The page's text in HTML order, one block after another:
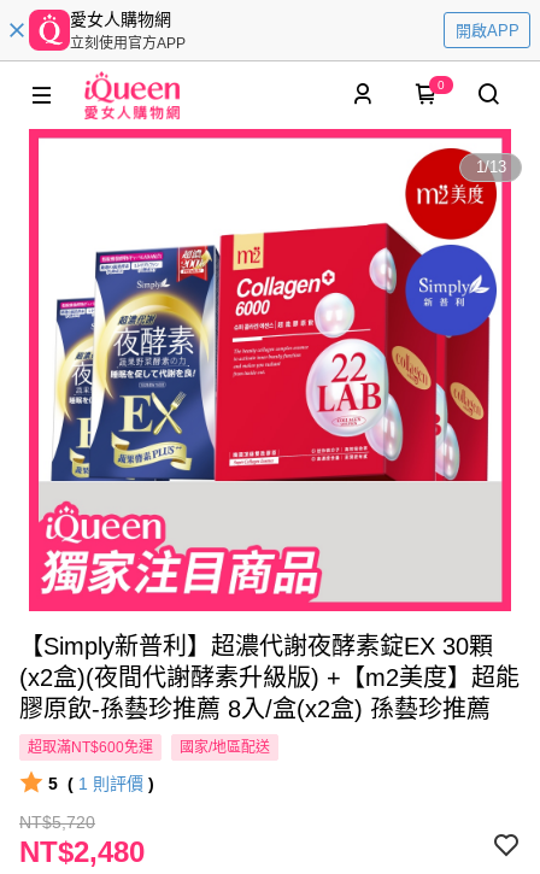
愛女人購物網
立刻使用官方APP
開啟APP
0
1/13
【Simply新普利】超濃代謝夜酵素錠EX 30顆
(x2盒)(夜間代謝酵素升級版) +【m2美度】超能
膠原飲-孫藝珍推薦 8入/盒(x2盒) 孫藝珍推薦
超取滿NT$600免運 國家/地區配送
5 ( 1 則評價 )
NT$5,720
NT$2,480